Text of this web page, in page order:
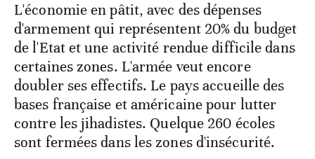
L'économie en pâtit, avec des dépenses
d'armement qui représentent 20% du budget
de l'Etat et une activité rendue difficile dans
certaines zones. L'armée veut encore
doubler ses effectifs. Le pays accueille des
bases française et américaine pour lutter
contre les jihadistes. Quelque 260 écoles
sont fermées dans les zones d'insécurité.